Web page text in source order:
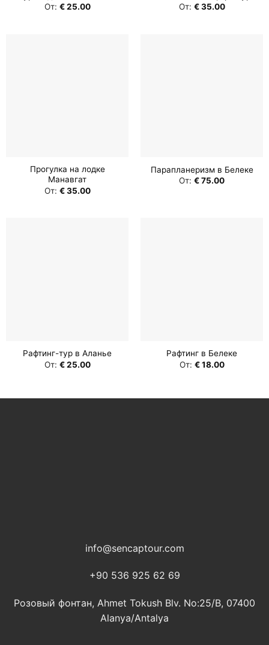
От: €25.00
От: €35.00
Прогулка на лодке
Манавгат
От: €35.00
Парапланеризм в Белеке
От: €75.00
Рафтинг-тур в Аланье
От: €25.00
Рафтинг в Белеке
От: €18.00
info@sencaptour.com
+90 536 925 62 69
Розовый фонтан, Ahmet Tokush Blv. No:25/B, 07400
Alanya/Antalya